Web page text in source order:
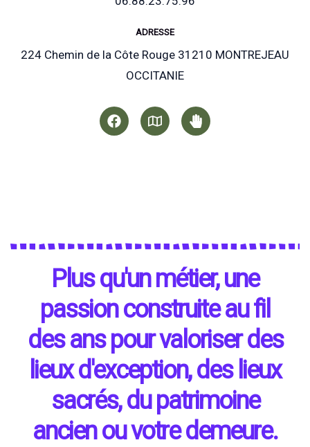
ADRESSE
224 Chemin de la Côte Rouge 31210 MONTREJEAU
OCCITANIE
F
a
c
M
a
p
H
a
n
Plus qu'un métier, une
passion construite au fil
des ans pour valoriser des
lieux d'exception, des lieux
sacrés, du patrimoine
ancien ou votre demeure.